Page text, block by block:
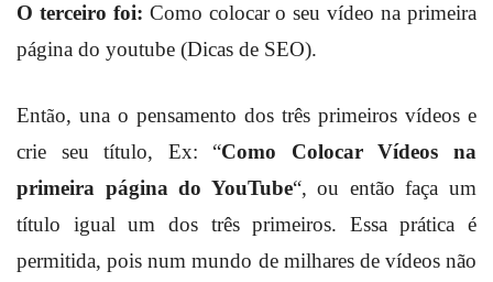
O terceiro foi: Como colocar o seu vídeo na primeira
página do youtube (Dicas de SEO).
Então, una o pensamento dos três primeiros vídeos e
crie seu título, Ex: “Como Colocar Vídeos na
primeira página do YouTube“, ou então faça um
título igual um dos três primeiros. Essa prática é
permitida, pois num mundo de milhares de vídeos não